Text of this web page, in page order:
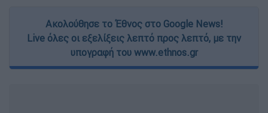
Ακολούθησε το Έθνος στο Google News!
Live όλες οι εξελίξεις λεπτό προς λεπτό, με την
υπογραφή του www.ethnos.gr